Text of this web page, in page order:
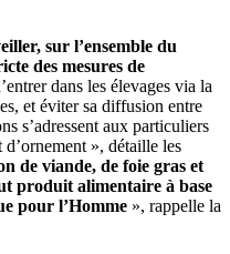
sur l’ensemble du
des mesures de
dans les élevages via la
et éviter sa diffusion entre
s’adressent aux particuliers
d’ornement », détaille les
de viande, de foie gras et
produit alimentaire à base
pour l’Homme », rappelle la